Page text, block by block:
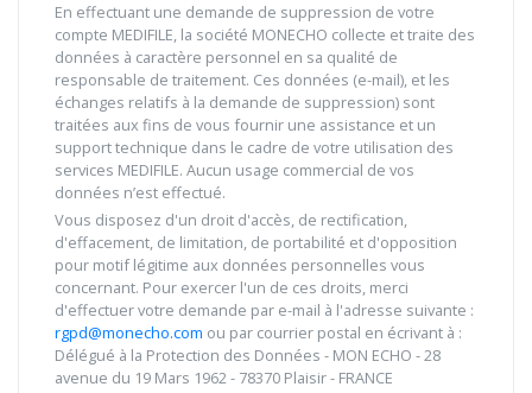
En effectuant une demande de suppression de votre
compte MEDIFILE, la société MONECHO collecte et traite des
données à caractère personnel en sa qualité de
responsable de traitement. Ces données (e-mail), et les
échanges relatifs à la demande de suppression) sont
traitées aux fins de vous fournir une assistance et un
support technique dans le cadre de votre utilisation des
services MEDIFILE. Aucun usage commercial de vos
données n’est effectué.
Vous disposez d'un droit d'accès, de rectification,
d'effacement, de limitation, de portabilité et d'opposition
pour motif légitime aux données personnelles vous
concernant. Pour exercer l'un de ces droits, merci
d'effectuer votre demande par e-mail à l'adresse suivante :
rgpd@monecho.com ou par courrier postal en écrivant à :
Délégué à la Protection des Données - MON ECHO - 28
avenue du 19 Mars 1962 - 78370 Plaisir - FRANCE